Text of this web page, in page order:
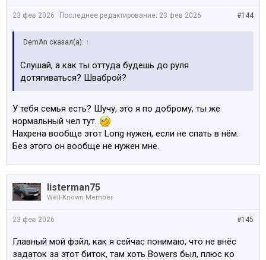
#144
23 фев 2026 Последнее редактирование: 23 фев 2026
DemAn сказал(а): ↑
Слушай, а как ты оттуда будешь до руля
дотягиваться? Шваброй?
У тебя семья есть? Шучу, это я по доброму, ты же
нормальный чел тут.
Нахрена вообще этот Long нужен, если не спать в нём.
Без этого он вообще не нужен мне.
listerman75
Well-Known Member
#145
23 фев 2026
Главный мой фэйл, как я сейчас понимаю, что не внёс
задаток за этот биток, там хоть Bowers был, плюс ко